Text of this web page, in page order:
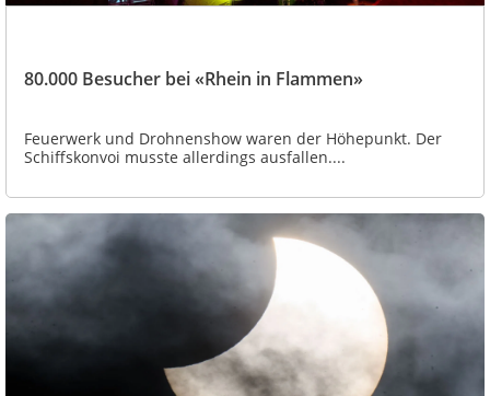
80.000 Besucher bei «Rhein in Flammen»
Feuerwerk und Drohnenshow waren der Höhepunkt. Der
Schiffskonvoi musste allerdings ausfallen....